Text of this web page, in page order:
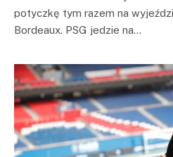
potyczkę tym razem na
Bordeaux. PSG jedzie na…